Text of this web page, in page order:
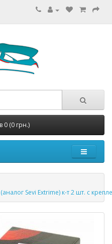
0 (0 грн.)
Sevi Extrime) к-т 2 шт. с